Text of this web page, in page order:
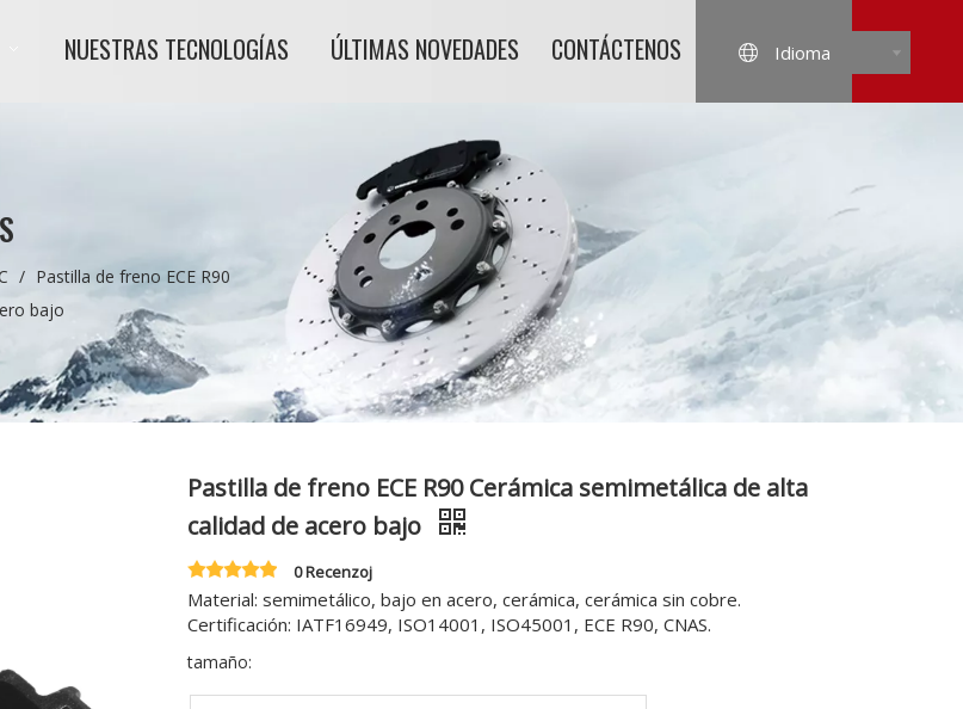
NUESTRAS TECNOLOGÍAS ÚLTIMAS NOVEDADES CONTÁCTENOS Idioma
/ Pastilla de freno ECE R90
bajo
Pastilla de freno ECE R90 Cerámica semimetálica de alta
calidad de acero bajo
0 Recenzoj
Material: semimetálico, bajo en acero, cerámica, cerámica sin cobre.
Certificación: IATF16949, ISO14001, ISO45001, ECE R90, CNAS.
tamaño: